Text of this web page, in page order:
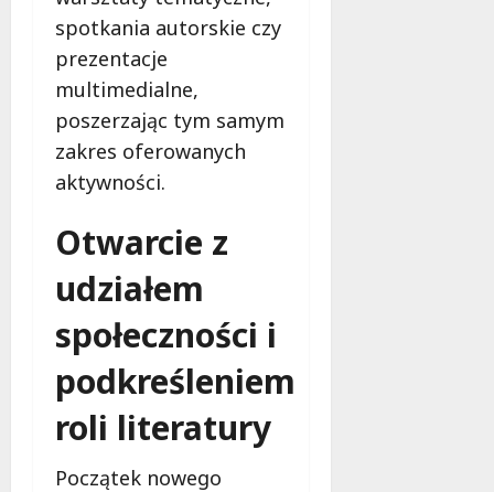
spotkania autorskie czy
prezentacje
multimedialne,
poszerzając tym samym
zakres oferowanych
aktywności.
Otwarcie z
udziałem
społeczności i
podkreśleniem
roli literatury
Początek nowego